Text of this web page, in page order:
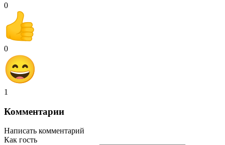
0
0
1
Комментарии
Написать комментарий
Как гость